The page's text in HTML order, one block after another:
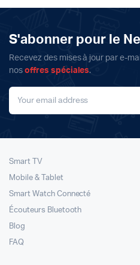
était :
est :
S'abonner pour le
Recevez des mises à jour par e-
nos offres spéciales.
Smart TV
Mobile & Tablet
Smart Watch Connecté
Écouteurs Bluetooth
Blog
FAQ